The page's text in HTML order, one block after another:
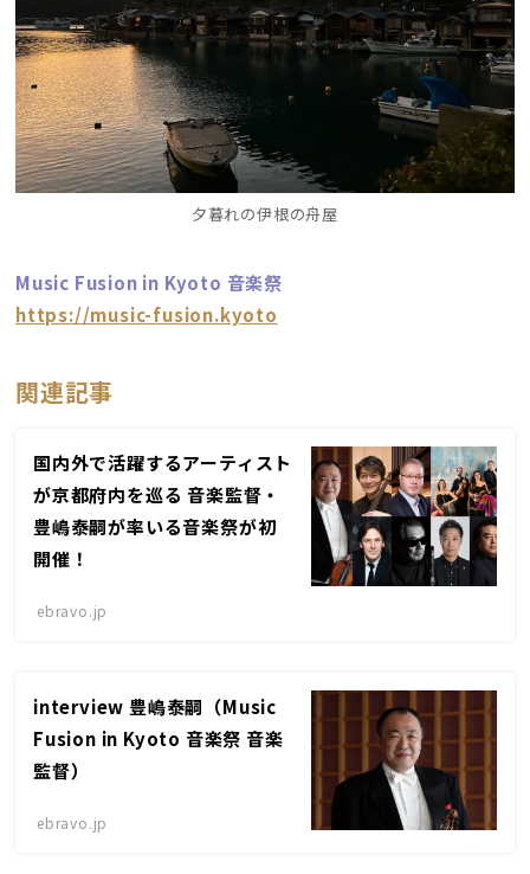
夕暮れの伊根の舟屋
Music Fusion in Kyoto 音楽祭
https://music-fusion.kyoto
関連記事
国内外で活躍するアーティスト
が京都府内を巡る 音楽監督・
豊嶋泰嗣が率いる音楽祭が初
開催！
ebravo.jp
interview 豊嶋泰嗣（Music
Fusion in Kyoto 音楽祭 音楽
監督）
ebravo.jp